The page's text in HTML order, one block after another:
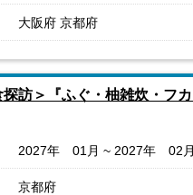
大阪府 京都府
探訪＞『ふぐ・柚雑炊・フ
2027年 01月 ~ 2027年 02月
京都府